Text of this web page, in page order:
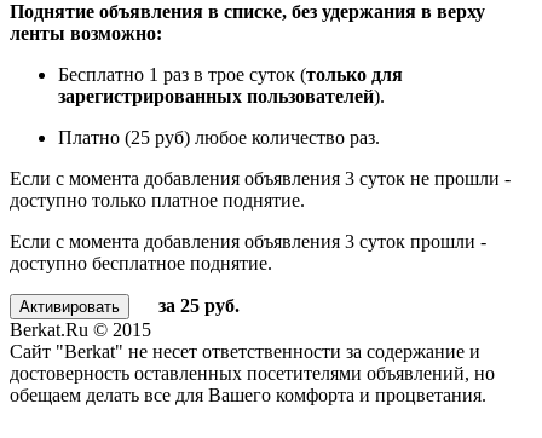
Поднятие объявления в списке, без удержания в верху
ленты возможно:
Бесплатно 1 раз в трое суток (только для
зарегистрированных пользователей).
Платно (25 руб) любое количество раз.
Если с момента добавления объявления 3 суток не прошли -
доступно только платное поднятие.
Если с момента добавления объявления 3 суток прошли -
доступно бесплатное поднятие.
за 25 руб.
Berkat.Ru © 2015
Сайт "Berkat" не несет ответственности за содержание и
достоверность оставленных посетителями объявлений, но
обещаем делать все для Вашего комфорта и процветания.